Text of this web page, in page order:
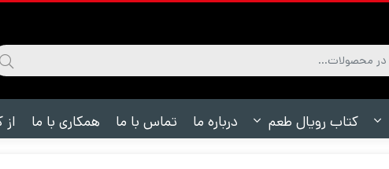
کتاب رویال طعم درباره ما تماس با ما همکاری با ما